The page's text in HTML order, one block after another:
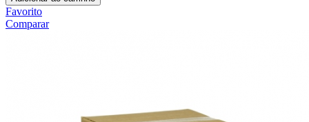
Favorito
Comparar